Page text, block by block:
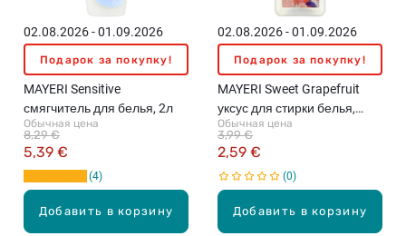
Добавить в корзину
02.08.2026 - 01.09.2026
Подарок за покупку!
MAYERI Sensitive
смягчитель для белья, 2л
Обычная цена
5,39 €
8,29 €
4
Добавить в корзину
02.08.2026 - 01.09.2026
Подарок за покупку!
MAYERI Sweet Grapefruit
уксус для стирки белья,
500мл
Обычная цена
2,59 €
3,99 €
0